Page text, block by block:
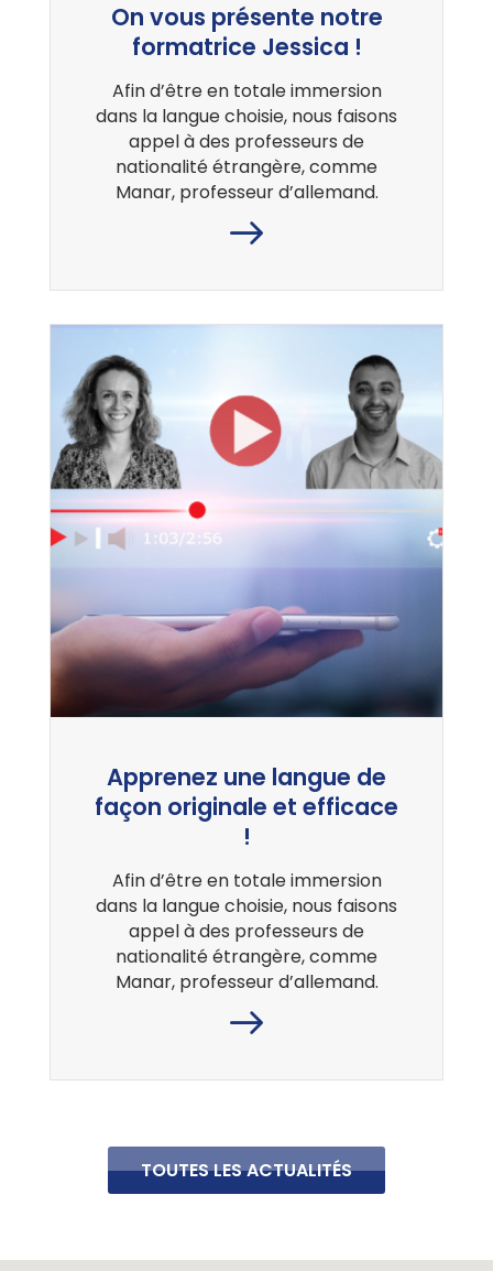
On vous présente notre
formatrice Jessica !
Afin d’être en totale immersion
dans la langue choisie, nous faisons
appel à des professeurs de
nationalité étrangère, comme
Manar, professeur d’allemand.
Apprenez une langue de
façon originale et efficace
!
Afin d’être en totale immersion
dans la langue choisie, nous faisons
appel à des professeurs de
nationalité étrangère, comme
Manar, professeur d’allemand.
TOUTES LES ACTUALITÉS